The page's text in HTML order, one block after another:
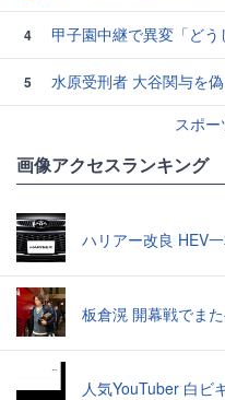
4 甲子園中継で異変「どう
5
水原受刑者 大谷関与を
スポ
画像アクセスランキング
ハリアー改良 HEV
板倉滉 開幕戦でま
人気YouTuber 白ビ